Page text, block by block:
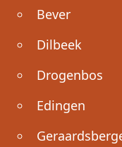
Bever
Dilbeek
Drogenbos
Edingen